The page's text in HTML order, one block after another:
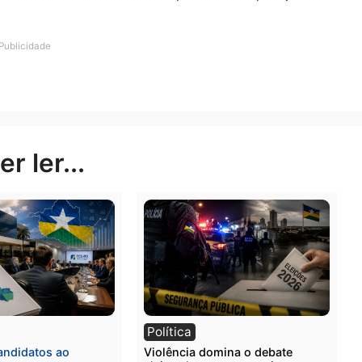
aliada à destruição imediata de equipamentos
sociais.
comunidades da região aguardam
Publicidade